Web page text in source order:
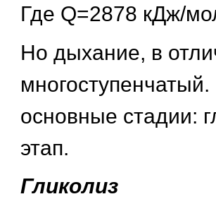
Где Q=2878 кДж/
Но дыхание, в
основные стадии:
этап.
Гликолиз